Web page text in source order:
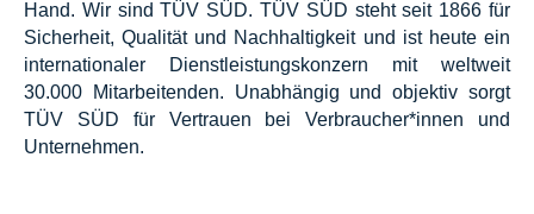
Hand. Wir sind TÜV SÜD. TÜV SÜD steht seit 1866 für
Sicherheit, Qualität und Nachhaltigkeit und ist heute ein
internationaler Dienstleistungskonzern mit weltweit
30.000 Mitarbeitenden. Unabhängig und objektiv sorgt
TÜV SÜD für Vertrauen bei Verbraucher*innen und
Unternehmen.